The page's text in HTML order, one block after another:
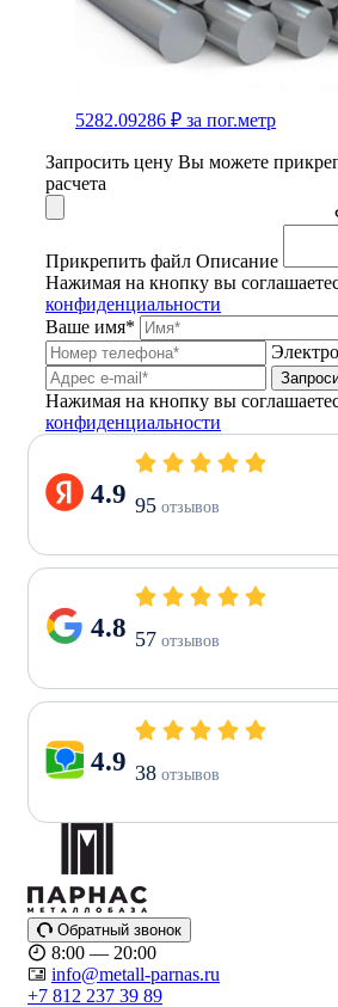
5282.09286 ₽ за пог.метр
Запросить цену Вы можете
расчета
Прикрепить файл Описание
Нажимая на кнопку вы
конфиденциальности
Ваше имя*
Нажимая на кнопку вы
конфиденциальности
4.9 95 отзывов
4.8 57 отзывов
4.9 38 отзывов
Обратный звонок
8:00 — 20:00
info@metall-parnas.ru
+7 812 237 39 89